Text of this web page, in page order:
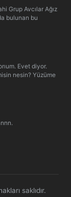
Grup Avcılar Ağız
bulunan bu
Evet diyor.
nesin? Yüzüme
saklıdır.